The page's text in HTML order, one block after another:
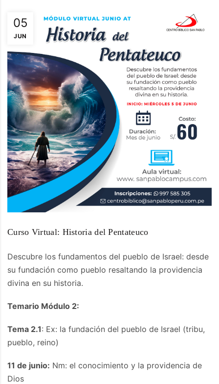
05
JUN
Curso Virtual: Historia del Pentateuco
Descubre los fundamentos del pueblo de Israel: desde
su fundación como pueblo resaltando la providencia
divina en su historia.
Temario Módulo 2:
Tema 2.1: Ex: la fundación del pueblo de Israel (tribu,
pueblo, reino)
11 de junio: Nm: el conocimiento y la providencia de
Dios